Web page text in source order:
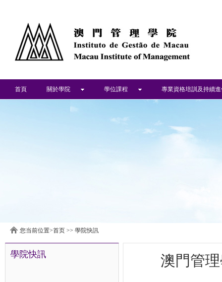
首頁 關於學院 學位課程 專業資格培訓及持續
您当前位置>首页 >> 學院快訊
學院快訊 澳門管